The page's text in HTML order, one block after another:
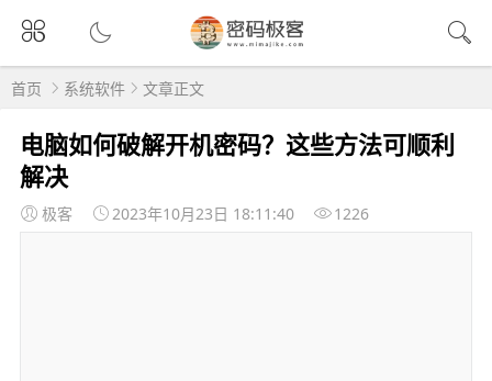
首页 系统软件 文章正文
电脑如何破解开机密码？这些方法可顺利
解决
极客 2023年10月23日 18:11:40 1226